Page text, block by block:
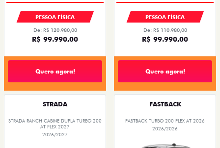
PESSOA FÍSICA
De: R$ 120.980,00
R$ 99.990,00
Quero agora!
PESSOA FÍSICA
De: R$ 110.980,00
R$ 99.990,00
Quero agora!
STRADA
STRADA RANCH CABINE DUPLA TURBO 200
AT FLEX 2027
2026/2027
FASTBACK
FASTBACK TURBO 200 FLEX AT 2026
2026/2026